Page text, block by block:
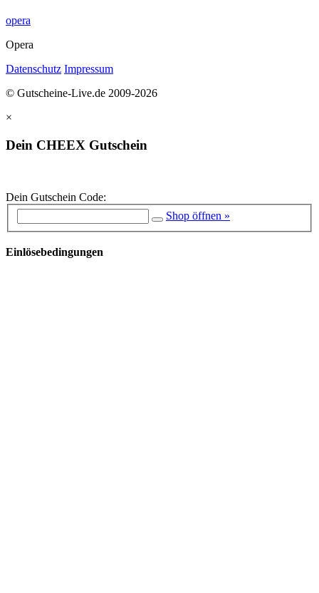
opera
Opera
Datenschutz Impressum
© Gutscheine-Live.de 2009-2026
×
Dein CHEEX Gutschein
Dein Gutschein Code:
Shop öffnen »
Einlösebedingungen